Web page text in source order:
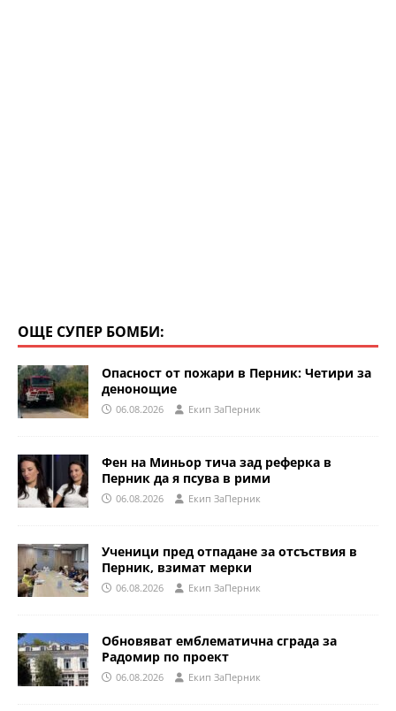
ОЩЕ СУПЕР БОМБИ:
Опасност от пожари в Перник: Четири за
денонощие
06.08.2026 Eкип ЗаПерник
Фен на Миньор тича зад реферка в
Перник да я псува в рими
06.08.2026 Eкип ЗаПерник
Ученици пред отпадане за отсъствия в
Перник, взимат мерки
06.08.2026 Eкип ЗаПерник
Обновяват емблематична сграда за
Радомир по проект
06.08.2026 Eкип ЗаПерник